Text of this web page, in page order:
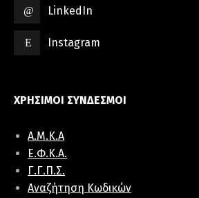
LinkedIn
Instagram
ΧΡΗΣΙΜΟΙ ΣΥΝΔΕΣΜΟΙ
Α.Μ.Κ.Α
E.Φ.K.A.
Γ.Γ.Π.Σ.
Αναζήτηση Κωδικών